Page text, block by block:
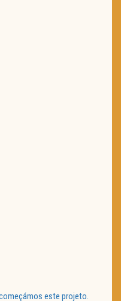
este projeto.